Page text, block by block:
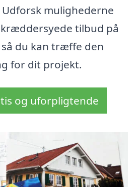
mulighederne
tilbud på
du kan træffe den
for dit projekt.
og uforpligtende